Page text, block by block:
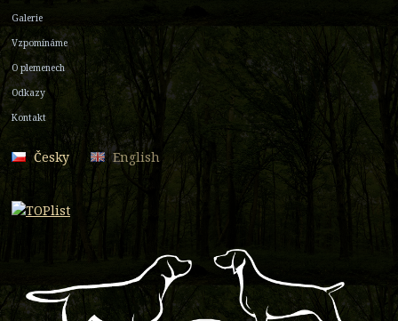
Galerie
Vzpomínáme
O plemenech
Odkazy
Kontakt
Česky English